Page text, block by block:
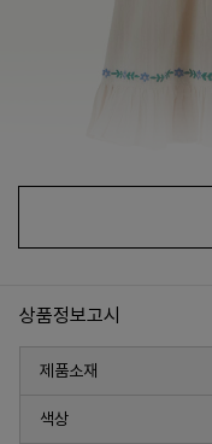
상품정보고시
제품소재
색상